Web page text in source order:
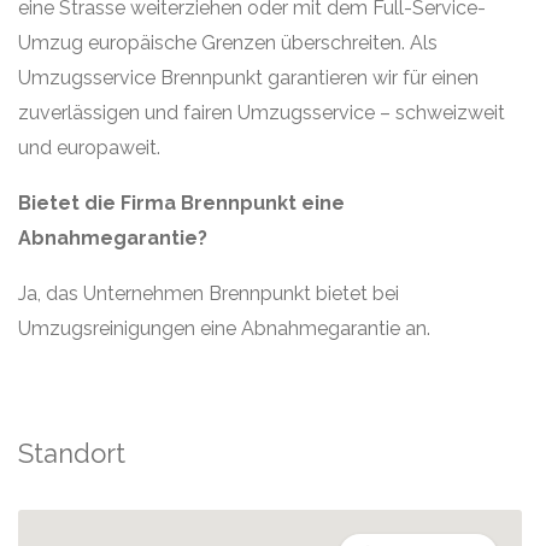
eine Strasse weiterziehen oder mit dem Full-Service-
Umzug europäische Grenzen überschreiten. Als
Umzugsservice Brennpunkt garantieren wir für einen
zuverlässigen und fairen Umzugsservice – schweizweit
und europaweit.
Bietet die Firma Brennpunkt eine
Abnahmegarantie?
Ja, das Unternehmen Brennpunkt bietet bei
Umzugsreinigungen eine Abnahmegarantie an.
Standort